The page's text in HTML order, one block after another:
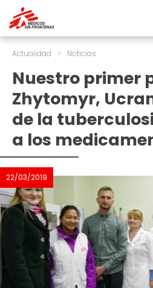
Actualidad > Noticias
Nuestro primer
Zhytomyr,
de la
a los
22/03/2019